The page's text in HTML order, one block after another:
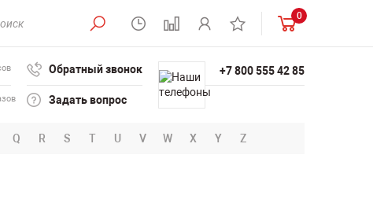
0
Обратный звонок
Задать вопрос
+7 800 555 42 85
Q R S T U V W X Y Z